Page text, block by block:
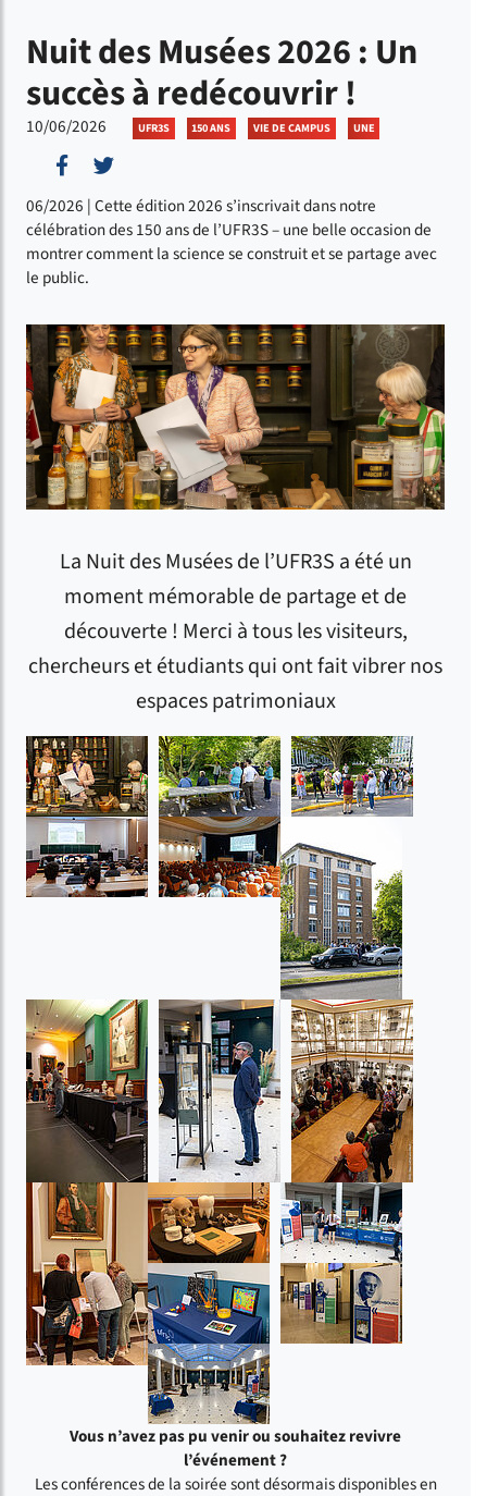
Nuit des Musées 2026 : Un
succès à redécouvrir !
10/06/2026 UFR3S 150 ANS VIE DE CAMPUS UNE
Partager sur Facebook
Partager sur Twitter
06/2026 | Cette édition 2026 s’inscrivait dans notre
célébration des 150 ans de l’UFR3S – une belle occasion de
montrer comment la science se construit et se partage avec
le public.
La Nuit des Musées de l’UFR3S a été un
moment mémorable de partage et de
découverte ! Merci à tous les visiteurs,
chercheurs et étudiants qui ont fait vibrer nos
espaces patrimoniaux
Vous n’avez pas pu venir ou souhaitez revivre
l’événement ?
Les conférences de la soirée sont désormais disponibles en